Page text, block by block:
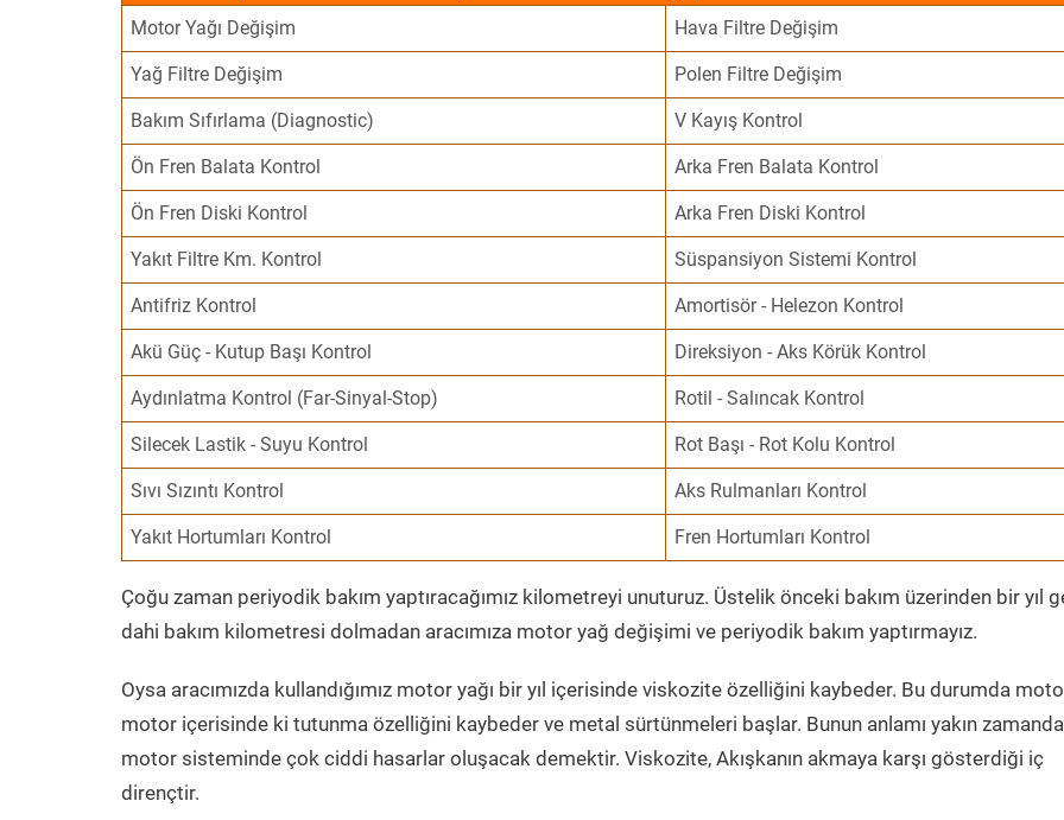
Motor Yağı Değişim Hava Filtre Değişim
Yağ Filtre Değişim Polen Filtre Değişim
Bakım Sıfırlama (Diagnostic) V Kayış Kontrol
Ön Fren Balata Kontrol Arka Fren Balata Kontrol
Ön Fren Diski Kontrol Arka Fren Diski Kontrol
Yakıt Filtre Km. Kontrol Süspansiyon Sistemi Kontrol
Antifriz Kontrol Amortisör - Helezon Kontrol
Akü Güç - Kutup Başı Kontrol Direksiyon - Aks Körük Kontrol
Aydınlatma Kontrol (Far-Sinyal-Stop) Rotil - Salıncak Kontrol
Silecek Lastik - Suyu Kontrol Rot Başı - Rot Kolu Kontrol
Sıvı Sızıntı Kontrol Aks Rulmanları Kontrol
Yakıt Hortumları Kontrol Fren Hortumları Kontrol
Çoğu zaman periyodik bakım yaptıracağımız kilometreyi unuturuz. Üstelik önceki bakım üzerinden bir yıl
dahi bakım kilometresi dolmadan aracımıza motor yağ değişimi ve periyodik bakım yaptırmayız.
Oysa aracımızda kullandığımız motor yağı bir yıl içerisinde viskozite özelliğini kaybeder. Bu durumda
motor içerisinde ki tutunma özelliğini kaybeder ve metal sürtünmeleri başlar. Bunun anlamı yakın zamanda
motor sisteminde çok ciddi hasarlar oluşacak demektir. Viskozite, Akışkanın akmaya karşı gösterdiği iç
dirençtir.